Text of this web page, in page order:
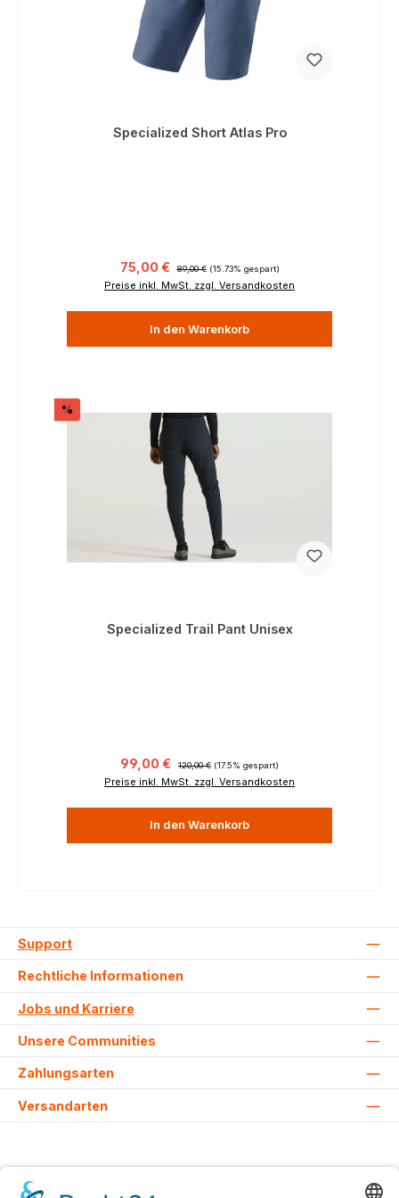
Specialized Short Atlas Pro
Verkaufspreis:
75,00 € Regulärer Preis:
89,00 € (15.73% gespart)
Preise inkl. MwSt. zzgl. Versandkosten
In den Warenkorb
%
Specialized Trail Pant Unisex
Verkaufspreis:
99,00 € 120,00 € (17.5% gespart)
Preise inkl. MwSt. zzgl. Versandkosten
In den Warenkorb
Support
Rechtliche Informationen
Jobs und Karriere
Unsere Communities
Zahlungsarten
Versandarten
Alle Preise inkl. gesetzl. Mehrwertsteuer zzgl.
und ggf.